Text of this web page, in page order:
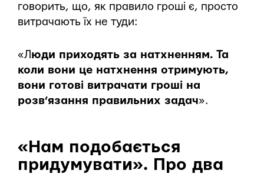
говорить, що, як правило гроші є, просто
витрачають їх не туди:
«Люди приходять за натхненням. Та
коли вони це натхнення отримують,
вони готові витрачати гроші на
розв’язання правильних задач».
«Нам подобається
придумувати». Про два